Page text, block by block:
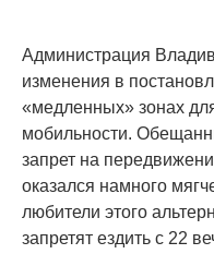
Администрация
изменения в
«медленных» зонах
мобильности.
запрет на
оказался намного
любители этого
запретят ездить с 22